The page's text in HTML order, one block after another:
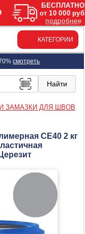
КАТЕГОРИИ
смотреть
ЗАМАЗКИ ДЛЯ ШВОВ
CE40 2 кг